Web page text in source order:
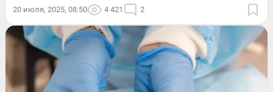
20 июля, 2025, 08:50 4 421 2